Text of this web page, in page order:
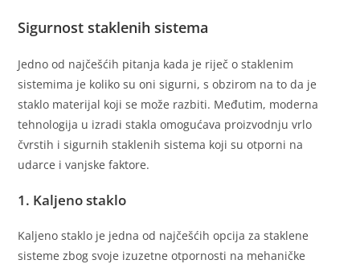
Sigurnost staklenih sistema
Jedno od najčešćih pitanja kada je riječ o staklenim
sistemima je koliko su oni sigurni, s obzirom na to da je
staklo materijal koji se može razbiti. Međutim, moderna
tehnologija u izradi stakla omogućava proizvodnju vrlo
čvrstih i sigurnih staklenih sistema koji su otporni na
udarce i vanjske faktore.
1. Kaljeno staklo
Kaljeno staklo je jedna od najčešćih opcija za staklene
sisteme zbog svoje izuzetne otpornosti na mehaničke